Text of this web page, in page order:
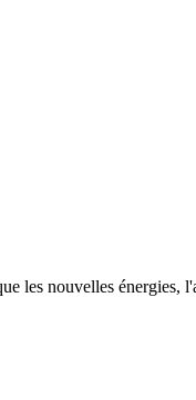
les nouvelles énergies,